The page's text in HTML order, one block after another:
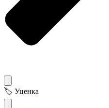
🏷 Уценка